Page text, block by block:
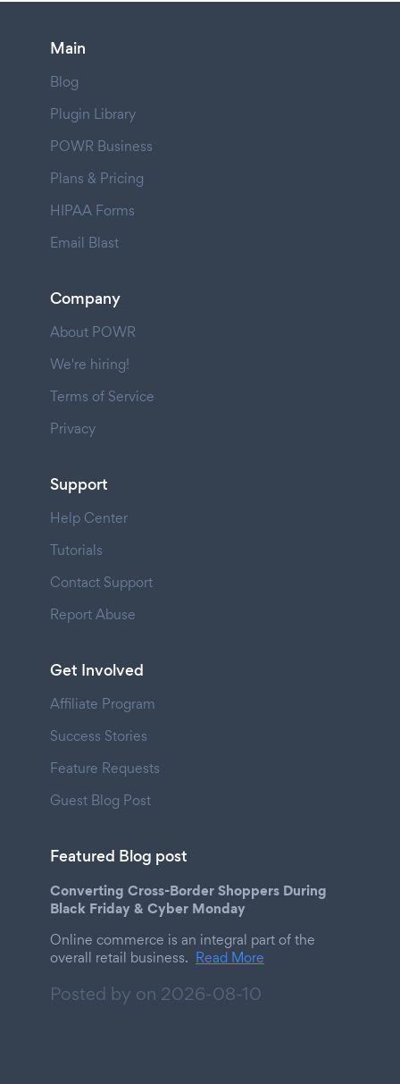
Main
Blog
Plugin Library
POWR Business
Plans & Pricing
HIPAA Forms
Email Blast
Company
About POWR
We're hiring!
Terms of Service
Privacy
Support
Help Center
Tutorials
Contact Support
Report Abuse
Get Involved
Affiliate Program
Success Stories
Feature Requests
Guest Blog Post
Featured Blog post
Converting Cross-Border Shoppers During
Black Friday & Cyber Monday
Online commerce is an integral part of the
overall retail business. Read More
Posted by on 2026-08-10